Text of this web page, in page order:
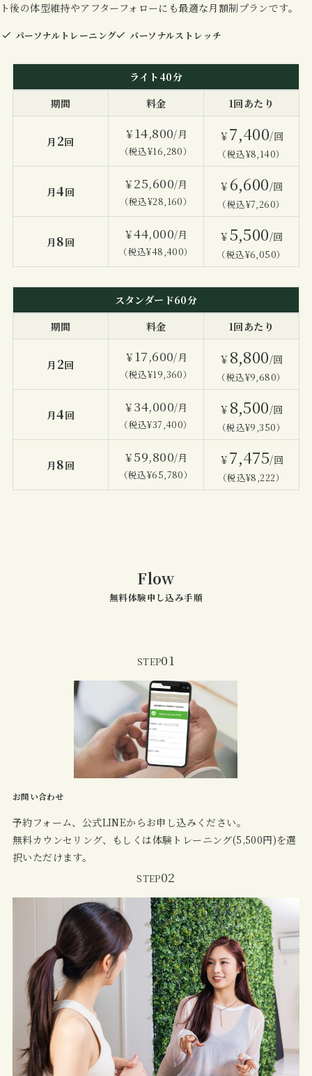
ト後の体型維持やアフターフォローにも最適な月額制プランです。
パーソナルトレーニング パーソナルストレッチ
ライト40分
期間
料金 1回あたり
月 2回
￥ 14,800/月
（税込¥16,280）
￥ 7,400/回
（税込¥8,140）
月4回
￥ 25,600/月
（税込¥28,160）
￥ 6,600/回
（税込¥7,260）
月 8回
￥44,000/月
（税込¥48,400）
￥ 5,500/回
（税込¥6,050）
スタンダード60分
期間
料金 1回あたり
月 2回
￥ 17,600/月
（税込¥19,360）
￥ 8,800/回
（税込¥9,680）
月4回
￥ 34,000/月
（税込¥37,400）
￥ 8,500/回
（税込¥9,350）
月 8回
￥ 59,800/月
（税込¥65,780）
￥ 7,475/回
（税込¥8,222）
Flow
無料体験申し込み手順
STEP01
お問い合わせ
予約フォーム、公式LINEからお申し込みください。
無料カウンセリング、もしくは体験トレーニング(5,500円)を選
択いただけます。
STEP02